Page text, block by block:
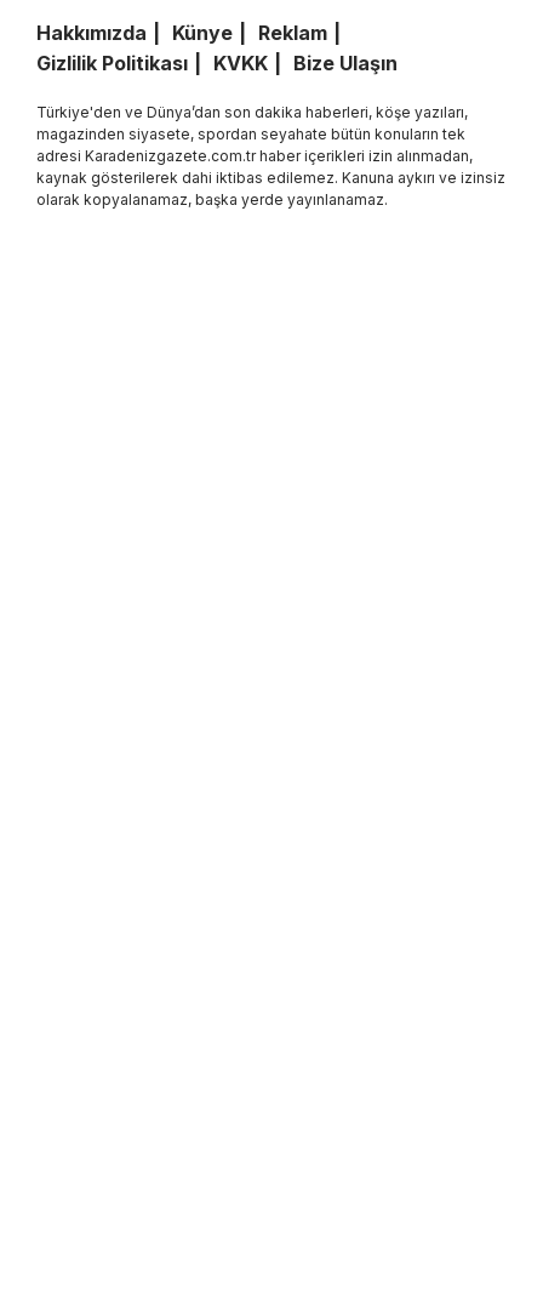
Hakkımızda Künye
Reklam
Gizlilik Politikası
KVKK Bize Ulaşın
Türkiye'den ve Dünya’dan son dakika haberleri, köşe yazıları,
magazinden siyasete, spordan seyahate bütün konuların tek
adresi Karadenizgazete.com.tr haber içerikleri izin alınmadan,
kaynak gösterilerek dahi iktibas edilemez. Kanuna aykırı ve izinsiz
olarak kopyalanamaz, başka yerde yayınlanamaz.